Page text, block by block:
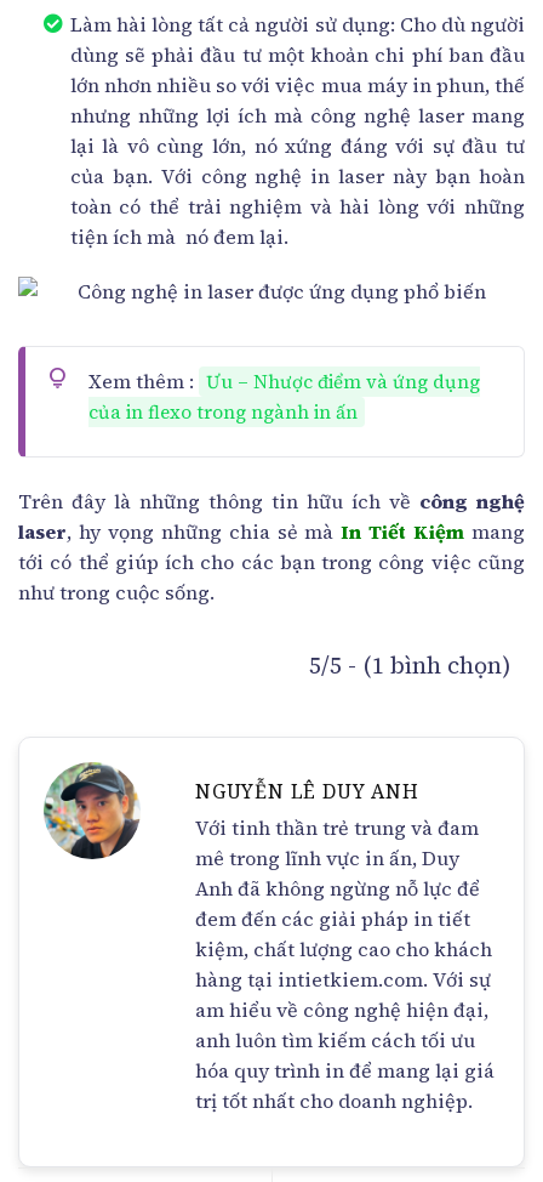
Làm hài lòng tất cả người sử dụng: Cho dù người
dùng sẽ phải đầu tư một khoản chi phí ban đầu
lớn nhơn nhiều so với việc mua máy in phun, thế
nhưng những lợi ích mà công nghệ laser mang
lại là vô cùng lớn, nó xứng đáng với sự đầu tư
của bạn. Với công nghệ in laser này bạn hoàn
toàn có thể trải nghiệm và hài lòng với những
tiện ích mà nó đem lại.
Xem thêm : Ưu – Nhược điểm và ứng dụng
của in flexo trong ngành in ấn
Trên đây là những thông tin hữu ích về công nghệ
laser, hy vọng những chia sẻ màIn Tiết Kiệm mang
tới có thể giúp ích cho các bạn trong công việc cũng
như trong cuộc sống.
5/5 - (1 bình chọn)
NGUYỄN LÊ DUY ANH
Với tinh thần trẻ trung và đam
mê trong lĩnh vực in ấn, Duy
Anh đã không ngừng nỗ lực để
đem đến các giải pháp in tiết
kiệm, chất lượng cao cho khách
hàng tại intietkiem.com. Với sự
am hiểu về công nghệ hiện đại,
anh luôn tìm kiếm cách tối ưu
hóa quy trình in để mang lại giá
trị tốt nhất cho doanh nghiệp.